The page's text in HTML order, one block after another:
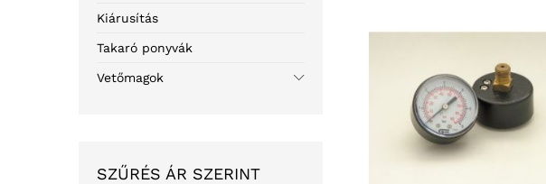
Kiárusítás
Takaró ponyvák
Vetőmagok
SZŰRÉS ÁR SZERINT